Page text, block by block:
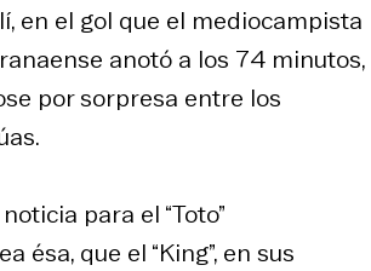
en el gol que el mediocampista
anotó a los 74 minutos,
por sorpresa entre los
para el “Toto”
ésa, que el “King”, en sus